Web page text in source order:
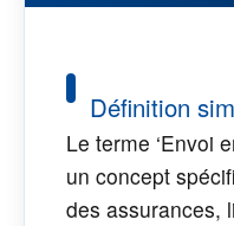
Définition
Le terme ‘Envoi
un concept
des assurances,